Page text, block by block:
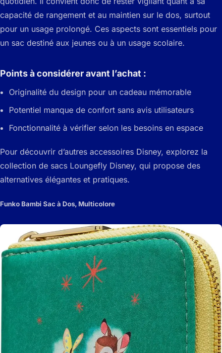
capacité de rangement et au maintien sur le dos, surtout
pour un usage prolongé. Ces aspects sont essentiels pour
un sac destiné aux jeunes ou à un usage scolaire.
Points à considérer avant l’achat :
Originalité du design pour un cadeau mémorable
Potentiel manque de confort sans avis utilisateurs
Fonctionnalité à vérifier selon les besoins en espace
Pour découvrir d’autres accessoires Disney, explorez la
collection de sacs Loungefly Disney, qui propose des
alternatives élégantes et pratiques.
Funko Bambi Sac à Dos, Multicolore